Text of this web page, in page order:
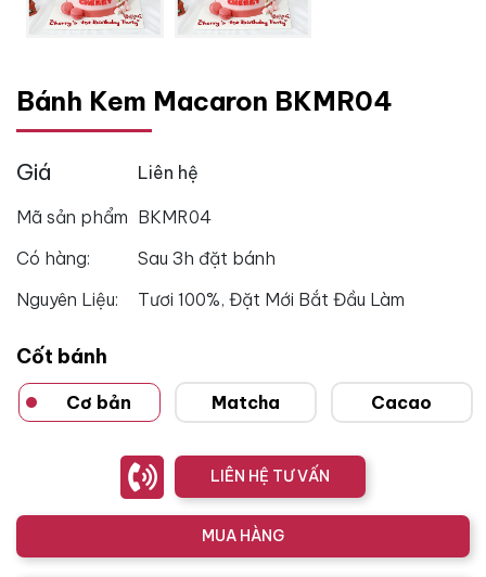
Bánh Kem Macaron BKMR04
Giá Liên hệ
Mã sản phẩm BKMR04
Có hàng:
Sau 3h đặt bánh
Nguyên Liệu:
Tươi 100%, Đặt Mới Bắt Đầu Làm
Cốt bánh
Cơ bản Matcha Cacao
LIÊN HỆ TƯ VẤN
MUA HÀNG